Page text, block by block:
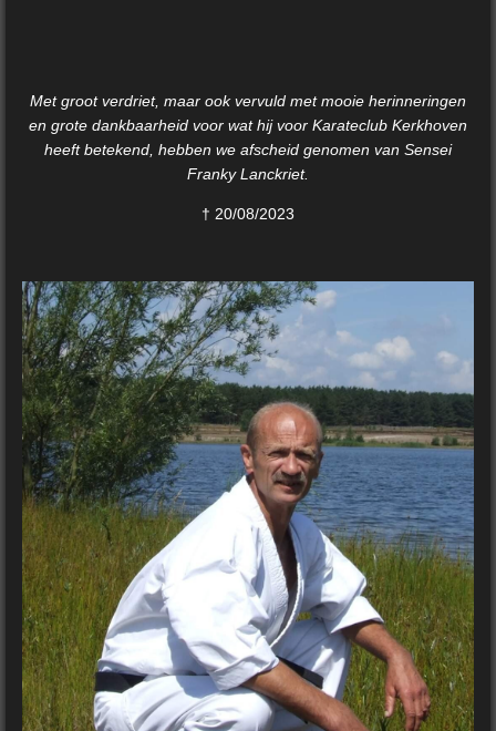
Met groot verdriet, maar ook vervuld met mooie herinneringen
en grote dankbaarheid voor wat hij voor Karateclub Kerkhoven
heeft betekend, hebben we afscheid genomen van Sensei
Franky Lanckriet.
† 20/08/2023